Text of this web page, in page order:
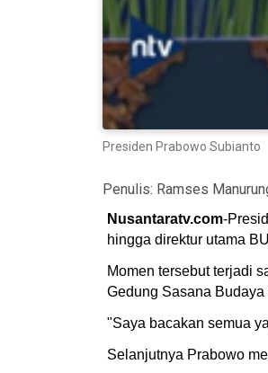
Presiden Prabowo Subianto
Penulis: Ramses
Nusantaratv.com-
hingga direktur utama
Momen tersebut terjadi
Gedung Sasana
"Saya bacakan semua
Selanjutnya Prabowo